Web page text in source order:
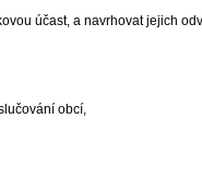
účast, a navrhovat jejich
obcí,